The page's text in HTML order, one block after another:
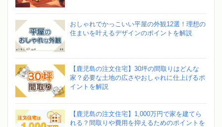
おしゃれでかっこいい平屋の外観12選！理想の
住まいを叶えるデザインのポイントを解説
【鹿児島の注文住宅】30坪の間取りはどんな
家？必要な土地の広さやおしゃれに仕上げるポ
イントを解説
【鹿児島の注文住宅】1,000万円で家を建てら
れる？間取りや費用を抑えるためのポイントを